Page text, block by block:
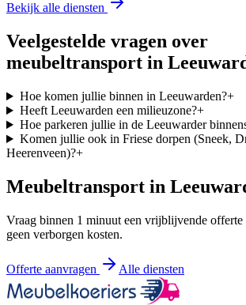
Bekijk alle diensten
Veelgestelde vragen over
meubeltransport in
Hoe komen jullie binnen in Leeuwarden?+
Heeft Leeuwarden een milieuzone?+
Hoe parkeren jullie in de Leeuwarder
Komen jullie ook in Friese dorpen (Sneek,
Heerenveen)?+
Meubeltransport in
Vraag binnen 1 minuut een vrijblijvende offerte
geen verborgen kosten.
Offerte aanvragen Alle diensten